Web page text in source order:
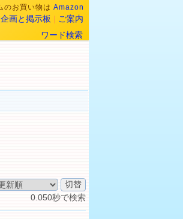
のお買い物は Amazon
企画と掲示板 | ご案内
ワード検索
0.050秒で検索